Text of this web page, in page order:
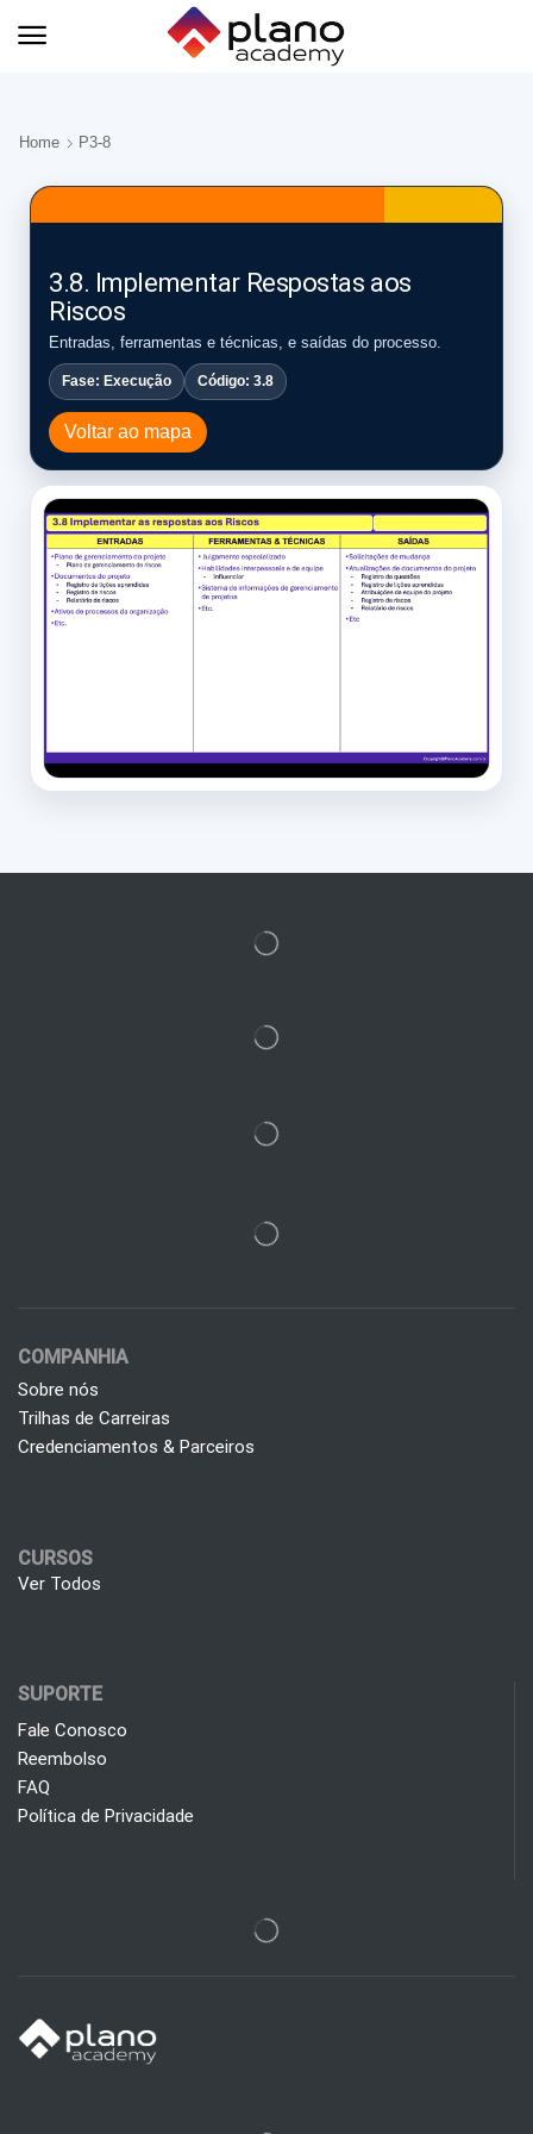
Home P3-8
3.8. Implementar Respostas aos
Riscos
Entradas, ferramentas e técnicas, e saídas do processo.
Fase: Execução Código: 3.8
Voltar ao mapa
COMPANHIA
Sobre nós
Trilhas de Carreiras
Credenciamentos & Parceiros
CURSOS
Ver Todos
SUPORTE
Fale Conosco
Reembolso
FAQ
Política de Privacidade